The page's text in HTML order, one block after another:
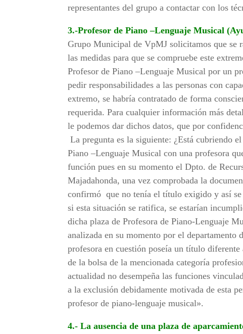
representantes del grupo a contactar con los
3.-Profesor de Piano –Lenguaje Musical
Grupo Municipal de VpMJ solicitamos que se
las medidas para que se compruebe este
Profesor de Piano –Lenguaje Musical por un
pedir responsabilidades a las personas con
extremo, se habría contratado de forma
requerida. Para cualquier información más
le podemos dar dichos datos, que por
La pregunta es la siguiente: ¿Está cubriendo
Piano –Lenguaje Musical con una profesora
función pues en su momento el Dpto. de
Majadahonda, una vez comprobada la
confirmó que no tenía el título exigido y así
si esta situación se ratifica, se estarían
dicha plaza de Profesora de Piano-Lenguaje
analizada en su momento por el departamento
profesora en cuestión poseía un título
de la bolsa de la mencionada categoría
actualidad no desempeña las funciones
a la exclusión debidamente motivada de esta
profesor de piano-lenguaje musical».
4.- La ausencia de una plaza de